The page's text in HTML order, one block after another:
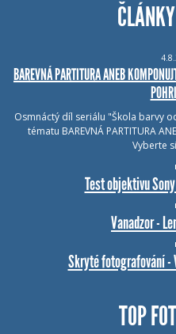
BAREVNÁ PARTITURA ANEB
Osmnáctý díl seriálu "Škola barvy
tématu BAREVNÁ PARTITURA
Vyberte
Test objektivu
Vanadzor -
Skryté fotografování -
TOP